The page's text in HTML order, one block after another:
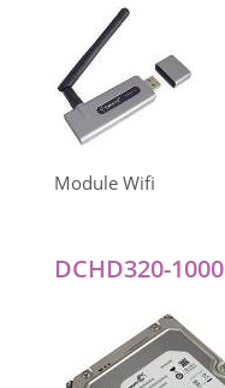
Module Wifi
DCHD320-1000